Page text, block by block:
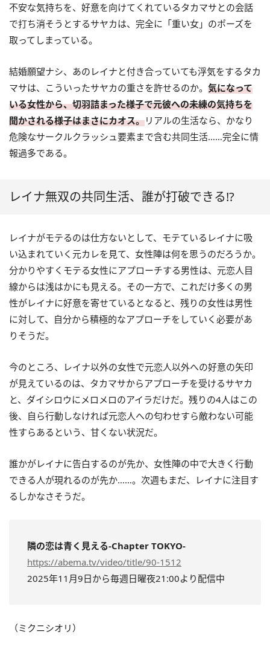
不安な気持ちを、好意を向けてくれているタカマサとの会話
で打ち消そうとするサヤカは、完全に「重い女」のポーズを
取ってしまっている。
結婚願望ナシ、あのレイナと付き合っていても浮気をするタカ
マサは、こういったサヤカの重さを許せるのか。 気になって
いる女性から、切羽詰まった様子で元彼への未練の気持ちを
聞かされる様子はまさにカオス。リアルの生活なら、かなり
危険なサークルクラッシュ要素まで含む共同生活……完全に情
報過多である。
レイナ無双の共同生活、誰が打破できる!?
レイナがモテるのは仕方ないとして、モテているレイナに吸
い込まれていく元カレを見て、女性陣は何を思うのだろうか。
分かりやすくモテる女性にアプローチする男性は、元恋人目
線からは浅はかにも見える。その一方で、これだけ多くの男
性がレイナに好意を寄せているとなると、残りの女性は男性
に対して、自分から積極的なアプローチをしていく必要があ
りそうだ。
今のところ、レイナ以外の女性で元恋人以外への好意の矢印
が見えているのは、タカマサからアプローチを受けるサヤカ
と、ダイシロウにメロメロのアイラだけだ。残りの4人はこの
後、自ら行動しなければ元恋人への匂わせすら敵わない可能
性すらあるという、甘くない状況だ。
誰かがレイナに告白するのが先か、女性陣の中で大きく行動
できる人が現れるのが先か……。次週もまだ、レイナに注目す
るしかなさそうだ。
隣の恋は青く見える-Chapter TOKYO-
https://abema.tv/video/title/90-1512
2025年11月9日から毎週日曜夜21:00より配信中
（ミクニシオリ）